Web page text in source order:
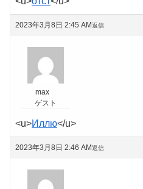
2023年3月8日 2:45 AM返信
max
ゲスト
<u>Иллю</u>
2023年3月8日 2:46 AM返信